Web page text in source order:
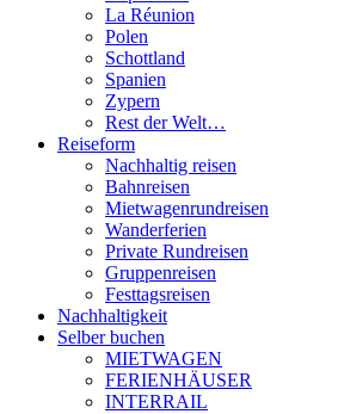
La Réunion
Polen
Schottland
Spanien
Zypern
Rest der Welt…
Reiseform
Nachhaltig reisen
Bahnreisen
Mietwagenrundreisen
Wanderferien
Private Rundreisen
Gruppenreisen
Festtagsreisen
Nachhaltigkeit
Selber buchen
MIETWAGEN
FERIENHÄUSER
INTERRAIL